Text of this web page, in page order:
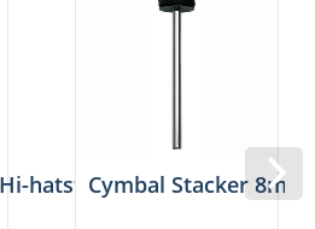
hatstativCymbal Stacker